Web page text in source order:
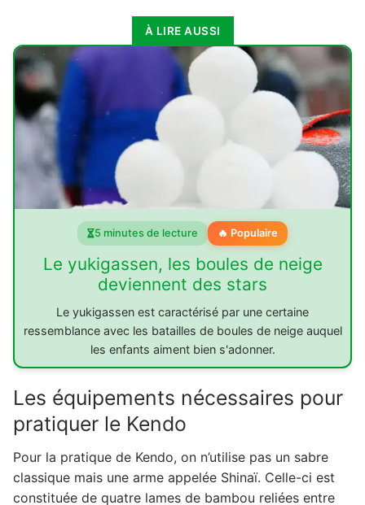
À LIRE AUSSI
5 minutes de lecture 🔥 Populaire
Le yukigassen, les boules de neige
deviennent des stars
Le yukigassen est caractérisé par une certaine
ressemblance avec les batailles de boules de neige auquel
les enfants aiment bien s'adonner.
Les équipements nécessaires pour
pratiquer le Kendo
Pour la pratique de Kendo, on n’utilise pas un sabre
classique mais une arme appelée Shinaï. Celle-ci est
constituée de quatre lames de bambou reliées entre